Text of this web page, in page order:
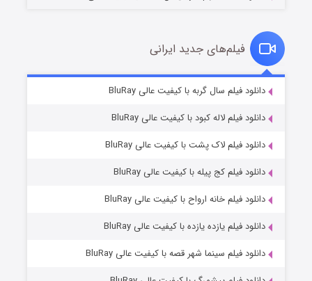
قسمت۷ (زیرنویس) منتشر شد
فیلم‌های جدید ایرانی
دانلود فیلم سال گربه با کیفیت عالی BluRay
دانلود فیلم لاله کبود با کیفیت عالی BluRay
دانلود فیلم لاک پشت با کیفیت عالی BluRay
دانلود فیلم کج‌ پیله با کیفیت عالی BluRay
دانلود فیلم خانه ارواح با کیفیت عالی BluRay
دانلود فیلم یازده یازده با کیفیت عالی BluRay
دانلود فیلم سینما شهر قصه با کیفیت عالی BluRay